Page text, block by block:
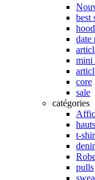
best
date
mini
core
sale
catégories
t-
pulls